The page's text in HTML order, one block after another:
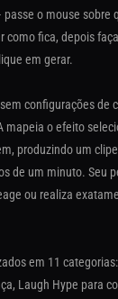
o mouse sobre
como fica, depois
em gerar.
configurações de
mapeia o efeito
produzindo um
de um minuto. Seu
ou realiza
em 11
Laugh Hype para